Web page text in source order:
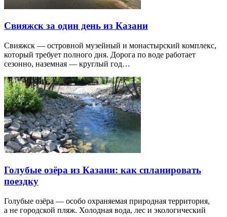
Свияжск за один день из Казани
Свияжск — островной музейный и монастырский комплекс,
который требует полного дня. Дорога по воде работает
сезонно, наземная — круглый год…
Голубые озёра из Казани: как спланировать
поездку
Голубые озёра — особо охраняемая природная территория,
а не городской пляж. Холодная вода, лес и экологический